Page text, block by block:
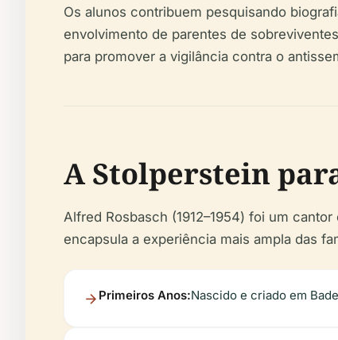
Os alunos contribuem pesquisando
envolvimento de parentes de
para promover a vigilância contra o
A Stolperstein
Alfred Rosbasch (1912–1954) foi um
encapsula a experiência mais ampla das
Primeiros Anos:Nascido e criado em